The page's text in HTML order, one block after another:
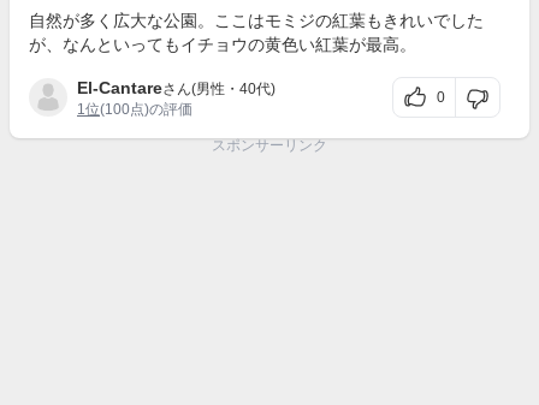
自然が多く広大な公園。ここはモミジの紅葉もきれいでした
が、なんといってもイチョウの黄色い紅葉が最高。
El-Cantareさん(男性・40代)
1位(100点)の評価
0
スポンサーリンク